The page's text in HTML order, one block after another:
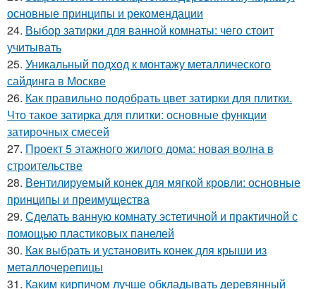
основные принципы и рекомендации
24. Выбор затирки для ванной комнаты: чего стоит
учитывать
25. Уникальный подход к монтажу металлического
сайдинга в Москве
26. Как правильно подобрать цвет затирки для плитки.
Что такое затирка для плитки: основные функции
затирочных смесей
27. Проект 5 этажного жилого дома: новая волна в
строительстве
28. Вентилируемый конек для мягкой кровли: основные
принципы и преимущества
29. Сделать ванную комнату эстетичной и практичной с
помощью пластиковых панелей
30. Как выбрать и установить конек для крыши из
металлочерепицы
31. Каким кирпичом лучше обкладывать деревянный